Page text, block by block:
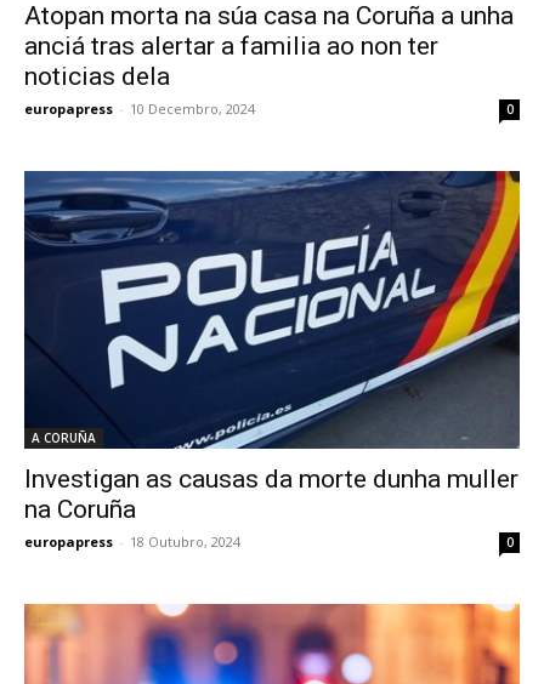
Atopan morta na súa casa na Coruña a unha
anciá tras alertar a familia ao non ter
noticias dela
europapress - 10 Decembro, 2024 0
A CORUÑA
Investigan as causas da morte dunha muller
na Coruña
europapress - 18 Outubro, 2024 0